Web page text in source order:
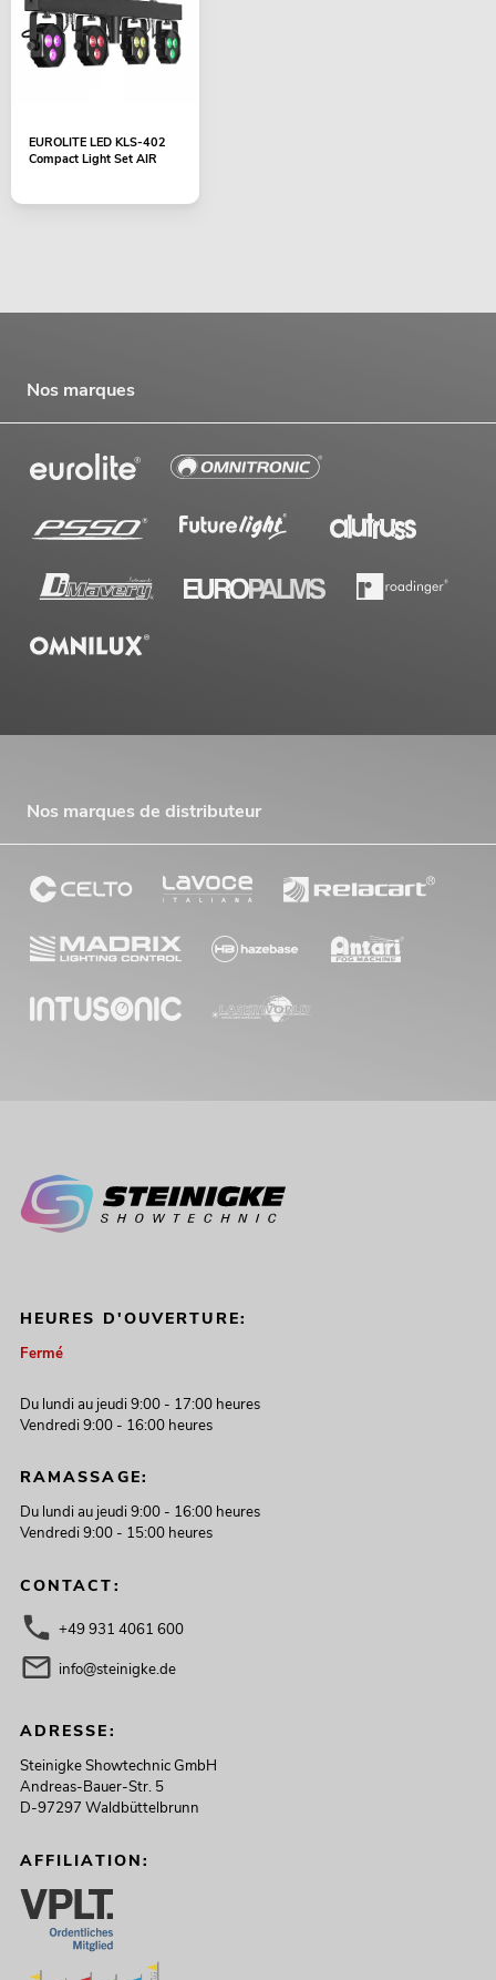
EUROLITE LED KLS-402
Compact Light Set AIR
Nos marques
Nos marques de distributeur
HEURES D'OUVERTURE:
Fermé
Du lundi au jeudi 9:00 - 17:00 heures
Vendredi 9:00 - 16:00 heures
RAMASSAGE:
Du lundi au jeudi 9:00 - 16:00 heures
Vendredi 9:00 - 15:00 heures
CONTACT:
+49 931 4061 600
info@steinigke.de
ADRESSE:
Steinigke Showtechnic GmbH
Andreas-Bauer-Str. 5
D-97297 Waldbüttelbrunn
AFFILIATION: